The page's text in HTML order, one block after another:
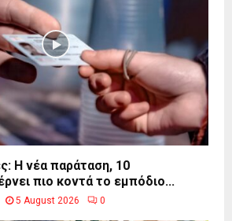
Η νέα παράταση, 10
πιο κοντά το εμπόδιο...
5 August 2026 0